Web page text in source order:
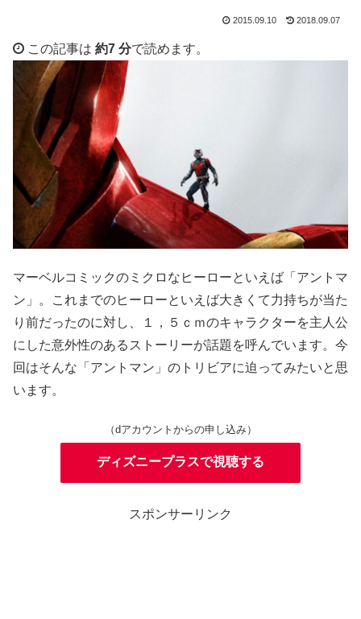
2015.09.10 2018.09.07
この記事は 約7 分で読めます。
マーベルコミックのミクロなヒーローといえば「アントマ
ン」。これまでのヒーローといえば大きくて力持ちが当た
り前だったのに対し、１，５ｃｍのキャラクターを主人公
にした意外性のあるストーリーが話題を呼んでいます。今
回はそんな「アントマン」のトリビアに迫ってみたいと思
います。
（dアカウントからの申し込み）
ディズニープラスで視聴する
スポンサーリンク